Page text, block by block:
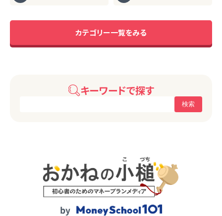
カテゴリー一覧をみる
キーワードで探す